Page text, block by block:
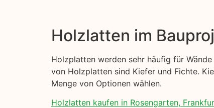
Holzlatten im
Holzplatten werden sehr häufig für
von Holzplatten sind Kiefer und Fichte.
Menge von Optionen wählen.
Holzlatten kaufen in Rosengarten,